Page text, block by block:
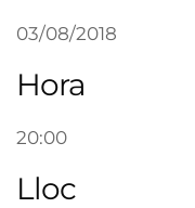
03/08/2018
Hora
20:00
Lloc